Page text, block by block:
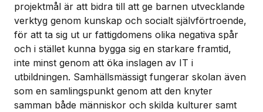
projektmål är att bidra till att ge barnen utvecklande
verktyg genom kunskap och socialt självförtroende,
för att ta sig ut ur fattigdomens olika negativa spår
och i stället kunna bygga sig en starkare framtid,
inte minst genom att öka inslagen av IT i
utbildningen. Samhällsmässigt fungerar skolan även
som en samlingspunkt genom att den knyter
samman både människor och skilda kulturer samt